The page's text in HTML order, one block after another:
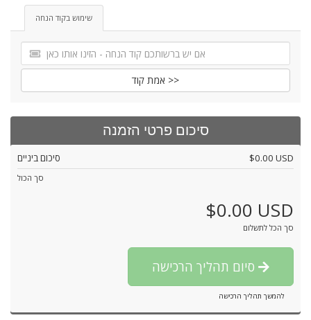
שימוש בקוד הנחה
אמת קוד >>
סיכום פרטי הזמנה
סיכום ביניים $0.00 USD
סך הכול
$0.00 USD
סך הכל לתשלום
להמשך תהליך הרכישה